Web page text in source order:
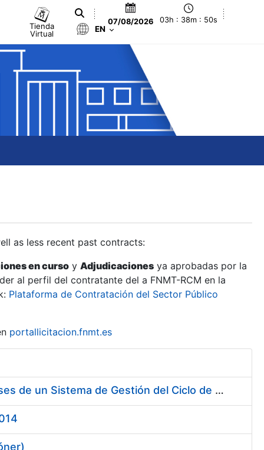
Tienda
Virtual
07/08/2026 03h : 38m : 51s
EN
as less recent past contracts:
en curso y Adjudicaciones ya aprobadas por la
al perfil del contratante del a FNMT-RCM en la
Plataforma de Contratación del Sector Público
portallicitacion.fnmt.es
Contratación de Servicio de Consultoría para Implantación por Fases de un Sistema de Gestión del Ciclo de Vida de las Aplicaciones en el Área de Desarrollo de CERES (Fase 1)